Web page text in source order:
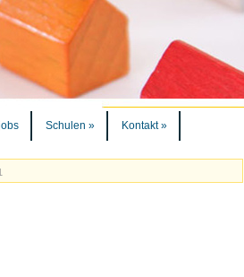
Schulen » Kontakt»